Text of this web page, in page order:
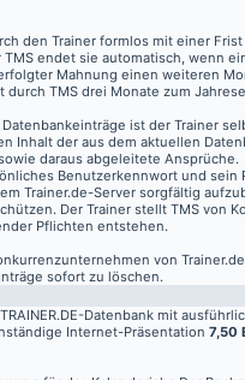
den Trainer formlos mit einer
endet sie automatisch, wenn
Mahnung einen weiteren
TMS drei Monate zum
ist der Trainer
Inhalt der aus dem aktuellen
daraus abgeleitete Ansprüche.
Benutzerkennwort und sein
Trainer.de-Server sorgfältig
Der Trainer stellt TMS von
Pflichten entstehen.
von
sofort zu löschen.
Datenbank mit
Internet-Präsentation 7,50